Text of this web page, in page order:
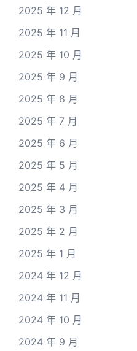
2025 年 12 月
2025 年 11 月
2025 年 10 月
2025 年 9 月
2025 年 8 月
2025 年 7 月
2025 年 6 月
2025 年 5 月
2025 年 4 月
2025 年 3 月
2025 年 2 月
2025 年 1 月
2024 年 12 月
2024 年 11 月
2024 年 10 月
2024 年 9 月